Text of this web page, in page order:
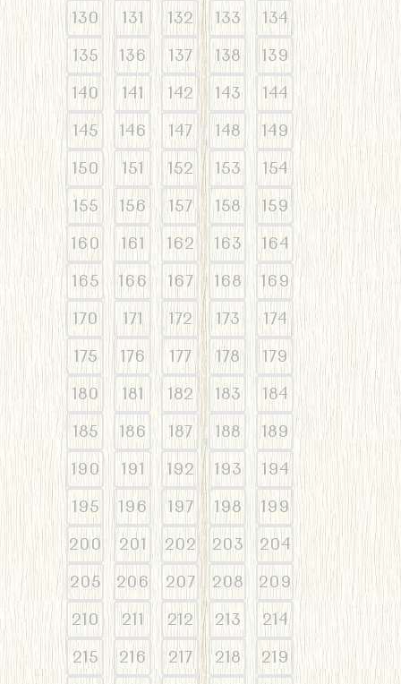
130
131 132 133
134
135
136 137 138
139
140
141 142 143
144
145
146 147 148
149
150
151 152 153
154
155
156 157 158
159
160
161 162 163
164
165
166 167 168
169
170
171 172 173
174
175
176 177 178
179
180
181 182 183
184
185
186 187 188
189
190
191 192 193
194
195
196 197 198
199
200
201 202 203
204
205
206 207 208
209
210
211 212 213
214
215
216 217 218
219